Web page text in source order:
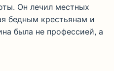
Он лечил местных
бедным крестьянам и
была не профессией, а